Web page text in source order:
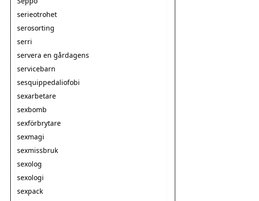
serieotrohet
serosorting
serri
servera en gårdagens
servicebarn
sesquippedaliofobi
sexarbetare
sexbomb
sexförbrytare
sexmagi
sexmissbruk
sexolog
sexologi
sexpack